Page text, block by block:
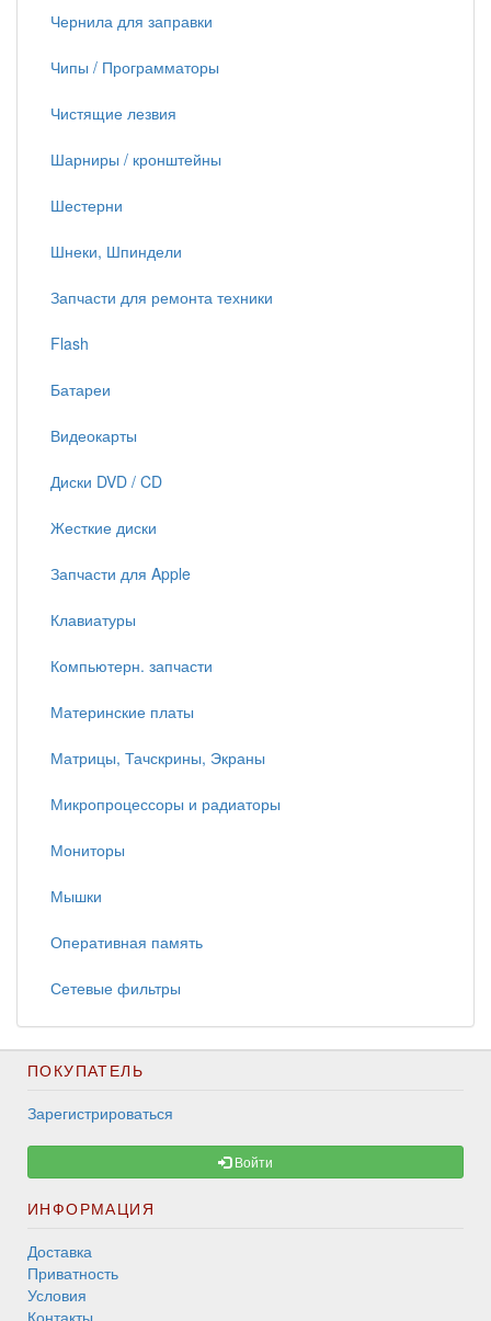
Чернила для заправки
Чипы / Программаторы
Чистящие лезвия
Шарниры / кронштейны
Шестерни
Шнеки, Шпиндели
Запчасти для ремонта техники
Flash
Батареи
Видеокарты
Диски DVD / CD
Жесткие диски
Запчасти для Apple
Клавиатуры
Компьютерн. запчасти
Материнские платы
Матрицы, Тачскрины, Экраны
Микропроцессоры и радиаторы
Мониторы
Мышки
Оперативная память
Сетевые фильтры
ПОКУПАТЕЛЬ
Зарегистрироваться
Войти
ИНФОРМАЦИЯ
Доставка
Приватность
Условия
Контакты